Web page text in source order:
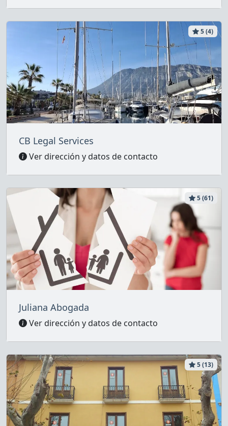
5 (4)
CB Legal Services
Ver dirección y datos de contacto
5 (61)
Juliana Abogada
Ver dirección y datos de contacto
5 (13)